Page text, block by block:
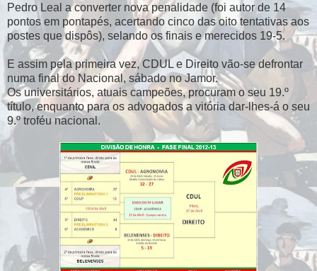
Pedro Leal a converter nova penalidade (foi autor de 14
pontos em pontapés, acertando cinco das oito tentativas aos
postes que dispôs), selando os finais e merecidos 19-5.
E assim pela primeira vez, CDUL e Direito vão-se defrontar
numa final do Nacional, sábado no Jamor.
Os universitários, atuais campeões, procuram o seu 19.º
título, enquanto para os advogados a vitória dar-lhes-á o seu
9.º troféu nacional.